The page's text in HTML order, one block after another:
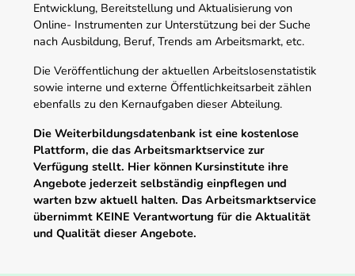
Entwicklung, Bereitstellung und Aktualisierung von
Online- Instrumenten zur Unterstützung bei der Suche
nach Ausbildung, Beruf, Trends am Arbeitsmarkt, etc.
Die Veröffentlichung der aktuellen Arbeitslosenstatistik
sowie interne und externe Öffentlichkeitsarbeit zählen
ebenfalls zu den Kernaufgaben dieser Abteilung.
Die Weiterbildungsdatenbank ist eine kostenlose
Plattform, die das Arbeitsmarktservice zur
Verfügung stellt. Hier können Kursinstitute ihre
Angebote jederzeit selbständig einpflegen und
warten bzw aktuell halten. Das Arbeitsmarktservice
übernimmt KEINE Verantwortung für die Aktualität
und Qualität dieser Angebote.